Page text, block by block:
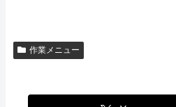
作業メニュー